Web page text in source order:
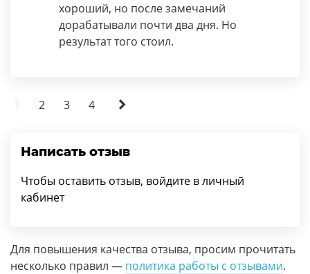
хороший, но после замечаний
дорабатывали почти два дня. Но
результат того стоил.
1 2 3 4
Написать отзыв
Чтобы оставить отзыв, войдите в личный
кабинет
Для повышения качества отзыва, просим прочитать
несколько правил — политика работы с отзывами.